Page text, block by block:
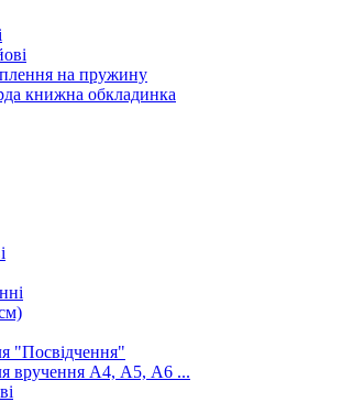
на пружину
книжна обкладинка
"Посвідчення"
вручення А4, А5, А6 ...